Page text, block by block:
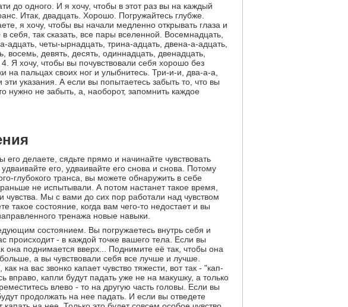
до одного. И я хочу, чтобы в этот раз вы на каждый
Итак, двадцать. Хорошо. Погружайтесь глубже.
я хочу, чтобы вы начали медленно открывать глаза и
себя, так сказать, все пары вселенной. Восемнадцать,
адцать, четы-ырнадцать, трина-адцать, двена-а-адцать,
восемь, девять, десять, одиннадцать, двенадцать,
Я хочу, чтобы вы почувствовали себя хорошо без
на пальцах своих ног и улыбнитесь. Три-и-и, два-а-а,
указания. А если вы попытаетесь забыть то, что вы
нужно не забыть, а, наоборот, запомнить каждое
его делаете, сядьте прямо и начинайте чувствовать
его, удваивайте его снова и снова. Потому
глубокого транса, вы можете обнаружить в себе
не испытывали. А потом настанет такое время,
чувства. Мы с вами до сих пор работали над чувством
такое состояние, когда вам чего-то недостает и вы
тренажа новые навыки.
состоянием. Вы погружаетесь внутрь себя и
происходит - в каждой точке вашего тела. Если вы
она поднимается вверх... Поднимите её так, чтобы она
а вы чувствовали себя все лучше и лучше.
на вас звонко капает чувство тяжести, вот так - "кап-
вправо, капли будут падать уже не на макушку, а только
влево - то на другую часть головы. Если вы
продолжать на нее падать. И если вы отведете